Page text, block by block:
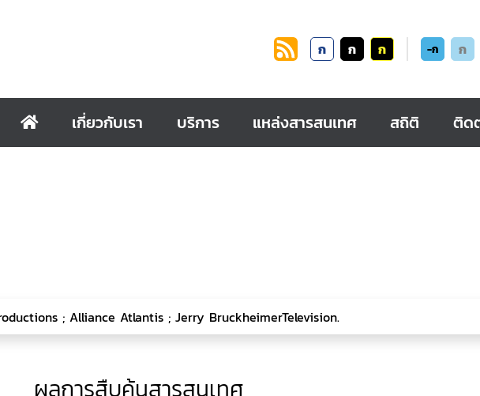
ก ก ก -ก ก
เกี่ยวกับเรา บริการ แหล่งสารสนเทศ สถิติ ติด
ผลการสืบค้นสารสนเทศ